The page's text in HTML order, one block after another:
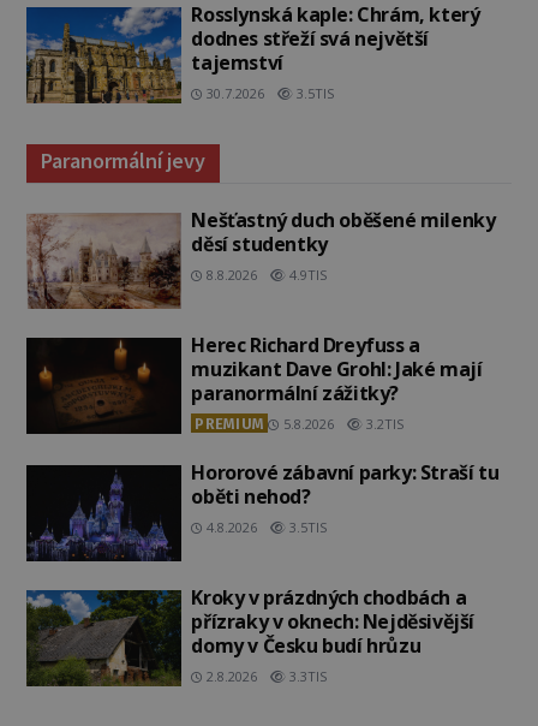
Rosslynská kaple: Chrám, který
dodnes střeží svá největší
tajemství
30.7.2026 3.5TIS
Paranormální jevy
Nešťastný duch oběšené milenky
děsí studentky
8.8.2026 4.9TIS
Herec Richard Dreyfuss a
muzikant Dave Grohl: Jaké mají
paranormální zážitky?
PREMIUM 5.8.2026 3.2TIS
Hororové zábavní parky: Straší tu
oběti nehod?
4.8.2026 3.5TIS
Kroky v prázdných chodbách a
přízraky v oknech: Nejděsivější
domy v Česku budí hrůzu
2.8.2026 3.3TIS